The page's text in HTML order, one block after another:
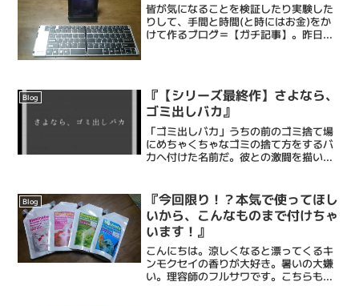
皆が気になることを検証したり実験した
りして、手間と時間(と時にはお金)をか
けて作るブログ＝【ガチ記事】。昨日公
などを次々と...
Blog
『【シリーズ最終作】さよなら、
ゴミ出しバカ』
「ゴミ出しバカ」うちの前のゴミ捨て場
にめちゃくちゃなゴミの捨て方をするバ
カへ付けた名前だ。彼との激闘を描いた
の反響をいただけたブログとなった。あ
れからだいぶ経ち、その間...
Blog
『今回限り！？本気で使ってほし
いから、こんなものまで付けちゃ
います！』
こんにちは。涼しくなると漂ってくるキ
ンモクセイの香りが大好き。暑いの大嫌
い。理容師のフルサワです。こちらも香